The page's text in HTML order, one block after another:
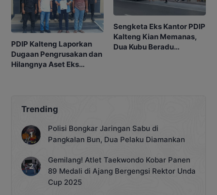
PDIP Kalteng Laporkan
Dugaan Pengrusakan dan
Hilangnya Aset Eks
Sengketa Eks Kantor PDIP
Kalteng Kian Memanas,
Dua Kubu Beradu
Trending
Polisi Bongkar Jaringan Sabu di
Pangkalan Bun, Dua Pelaku Diamankan
Gemilang! Atlet Taekwondo Kobar Panen
89 Medali di Ajang Bergengsi Rektor Unda
Cup 2025